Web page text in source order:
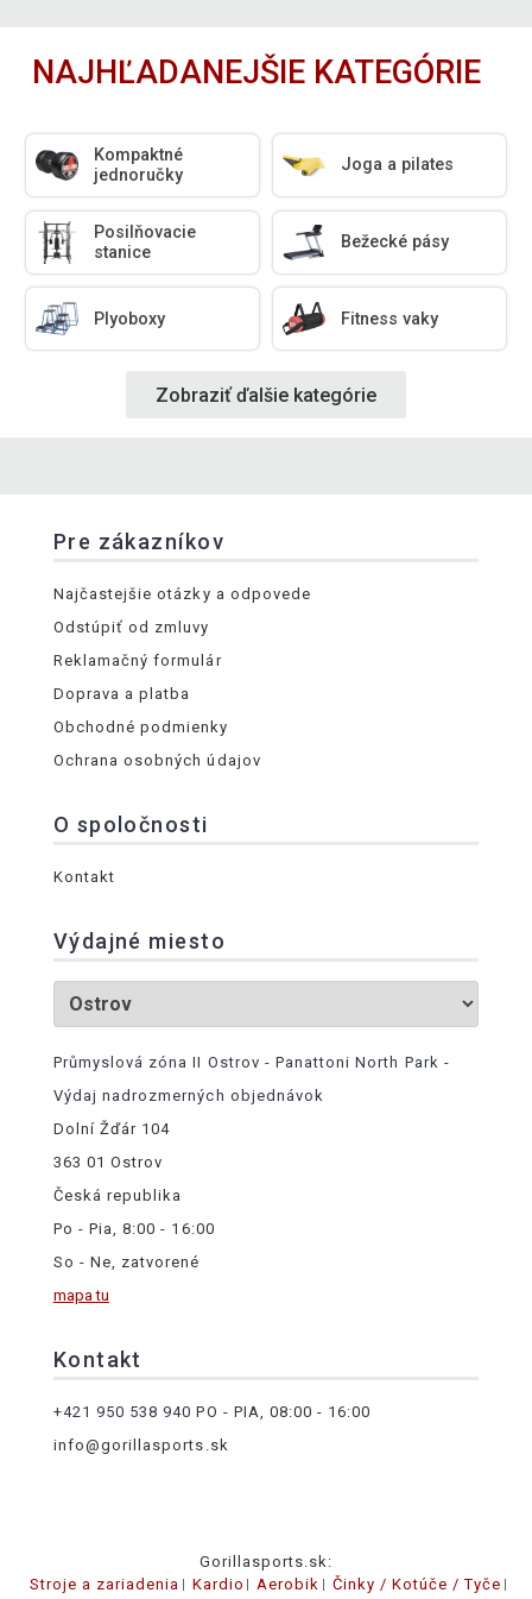
NAJHĽADANEJŠIE KATEGÓRIE
Kompaktné
jednoručky
Joga a pilates
Posilňovacie
stanice
Bežecké pásy
Plyoboxy Fitness vaky
Zobraziť ďalšie kategórie
Pre zákazníkov
Najčastejšie otázky a odpovede
Odstúpiť od zmluvy
Reklamačný formulár
Doprava a platba
Obchodné podmienky
Ochrana osobných údajov
O spoločnosti
Kontakt
Výdajné miesto
Průmyslová zóna II Ostrov - Panattoni North Park -
Výdaj nadrozmerných objednávok
Dolní Žďár 104
363 01 Ostrov
Česká republika
Po - Pia, 8:00 - 16:00
So - Ne, zatvorené
mapa tu
Kontakt
+421 950 538 940 PO - PIA, 08:00 - 16:00
info@gorillasports.sk
Gorillasports.sk:
Stroje a zariadenia
Kardio Aerobik
Činky / Kotúče / Tyče